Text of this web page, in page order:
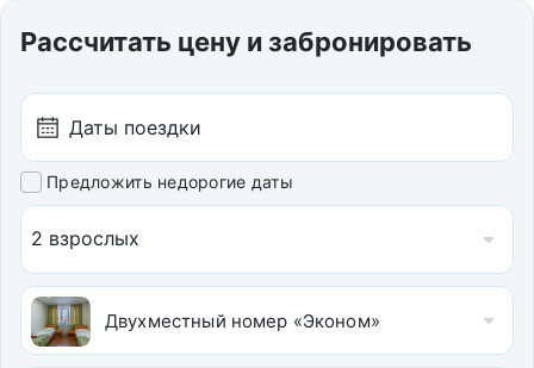
Рассчитать цену и забронировать
Предложить недорогие даты
2 взрослых
Двухместный номер «Эконом»